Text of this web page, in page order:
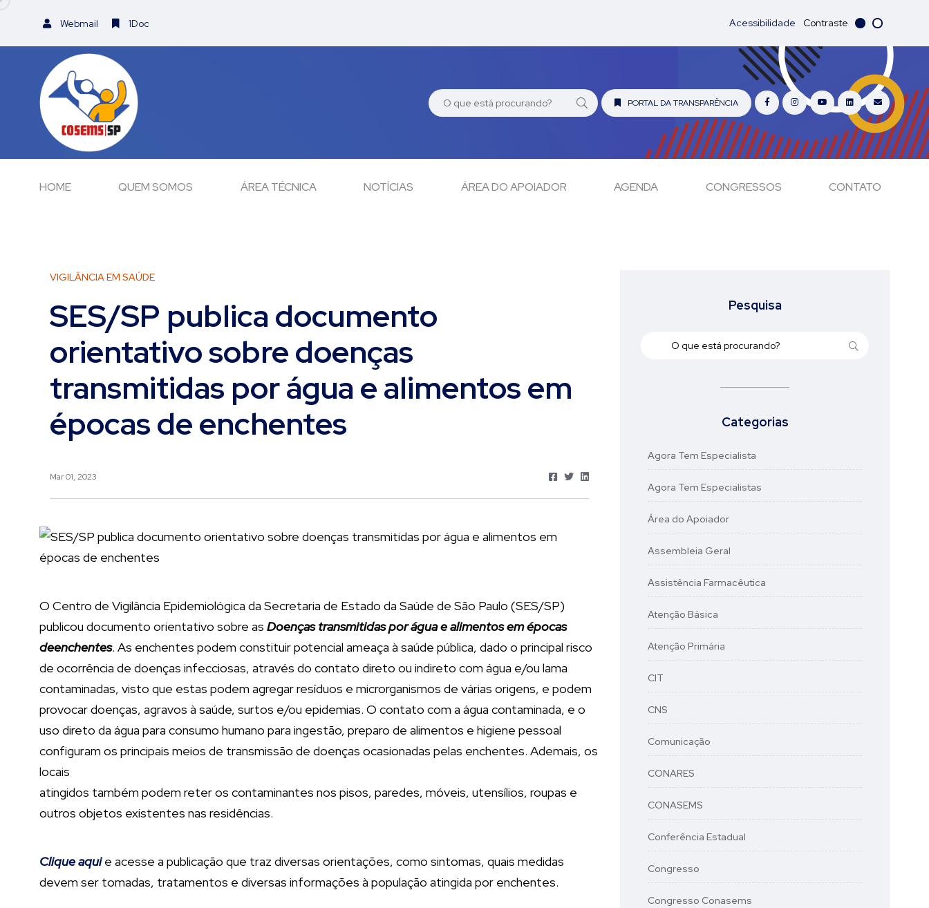
Webmail 1Doc Acessibilidade Contraste
PORTAL DA TRANSPARÊNCIA
HOME QUEM SOMOS ÁREA TÉCNICA NOTÍCIAS ÁREA DO APOIADOR AGENDA CONGRESSOS CONTATO
VIGILÂNCIA EM SAÚDE
SES/SP publica documento
orientativo sobre doenças
transmitidas por água e alimentos em
épocas de enchentes
Mar 01, 2023
O Centro de Vigilância Epidemiológica da Secretaria de Estado da Saúde de São Paulo (SES/SP)
publicou documento orientativo sobre as Doenças transmitidas por água e alimentos em épocas
deenchentes. As enchentes podem constituir potencial ameaça à saúde pública, dado o principal risco
de ocorrência de doenças infecciosas, através do contato direto ou indireto com água e/ou lama
contaminadas, visto que estas podem agregar resíduos e microrganismos de várias origens, e podem
provocar doenças, agravos à saúde, surtos e/ou epidemias. O contato com a água contaminada, e o
uso direto da água para consumo humano para ingestão, preparo de alimentos e higiene pessoal
configuram os principais meios de transmissão de doenças ocasionadas pelas enchentes. Ademais, os
locais
atingidos também podem reter os contaminantes nos pisos, paredes, móveis, utensílios, roupas e
outros objetos existentes nas residências.
Clique aqui e acesse a publicação que traz diversas orientações, como sintomas, quais medidas
devem ser tomadas, tratamentos e diversas informações à população atingida por enchentes.
Pesquisa
Categorias
Agora Tem Especialista
Agora Tem Especialistas
Área do Apoiador
Assembleia Geral
Assistência Farmacêutica
Atenção Básica
Atenção Primária
CIT
CNS
Comunicação
CONARES
CONASEMS
Conferência Estadual
Congresso
Congresso Conasems